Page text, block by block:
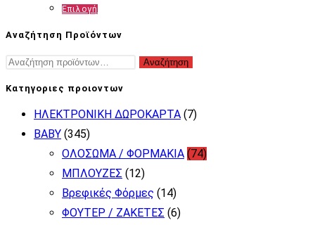
ΕπιλογήΑυτό
έχει
πολλαπλές
μπορούν
να
Αναζήτηση Προϊόντων
Αναζήτηση
Αναζήτηση
Κατηγοριες προιοντων
ΗΛΕΚΤΡΟΝΙΚΗ ΔΩΡΟΚΑΡΤΑ (7)
BABY (345)
ΟΛΟΣΩΜΑ / ΦΟΡΜΑΚΙΑ (74)
ΜΠΛΟΥΖΕΣ (12)
Βρεφικές Φόρμες (14)
ΦΟΥΤΕΡ / ΖΑΚΕΤΕΣ (6)